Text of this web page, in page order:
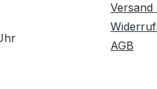
Versand
AGB